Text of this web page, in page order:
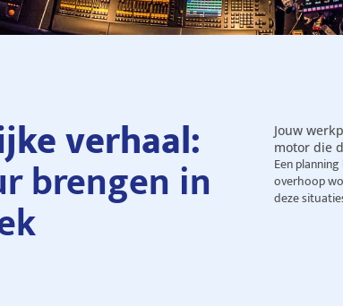
verhaal:
brengen in
Jouw
motor die
Een
overhoop
deze